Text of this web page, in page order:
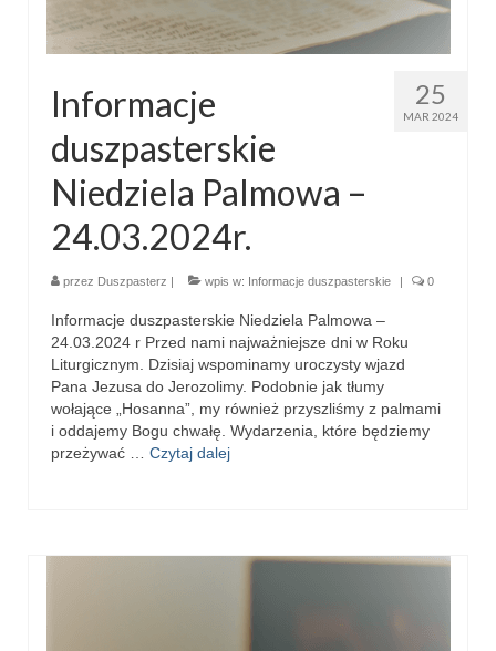
Pierwsza Komunia Święta – Grupa 1
Pierwsza Komunia Święta – Grupa 2
Pierwsza Komunia Święta – Grupa 3
Boże Ciało
Galerie 2020
Uroczystość Św. Jakuba Apostoła 2020
Wizytacja Kanoniczna 21.06.2020
Boże Ciało 2020
GODZINA ŚWIĘTA W ŚWIĘTO
MIŁOSIERDZIA BOŻEGO
Opłatek Wspólnot Parafialnych
25
MAR 2024
Informacje
duszpasterskie
Niedziela Palmowa –
24.03.2024r.
przez Duszpasterz wpis w: Informacje duszpasterskie 0
Informacje duszpasterskie Niedziela Palmowa –
24.03.2024 r Przed nami najważniejsze dni w Roku
Liturgicznym. Dzisiaj wspominamy uroczysty wjazd
Pana Jezusa do Jerozolimy. Podobnie jak tłumy
wołające „Hosanna”, my również przyszliśmy z palmami
i oddajemy Bogu chwałę. Wydarzenia, które będziemy
przeżywać … Czytaj dalej